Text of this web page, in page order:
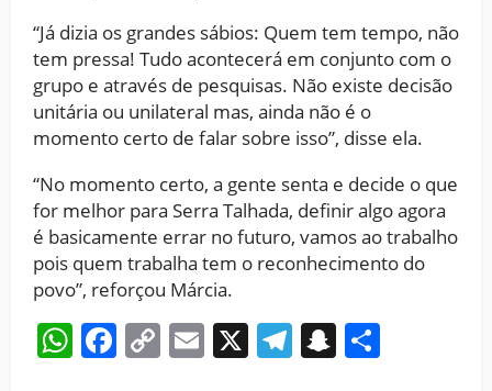
“Já dizia os grandes sábios: Quem tem tempo, não
tem pressa! Tudo acontecerá em conjunto com o
grupo e através de pesquisas. Não existe decisão
unitária ou unilateral mas, ainda não é o
momento certo de falar sobre isso”, disse ela.
“No momento certo, a gente senta e decide o que
for melhor para Serra Talhada, definir algo agora
é basicamente errar no futuro, vamos ao trabalho
pois quem trabalha tem o reconhecimento do
povo”, reforçou Márcia.
WhatsApp
Facebook
CopyEmail
X Telegram
Snapchat